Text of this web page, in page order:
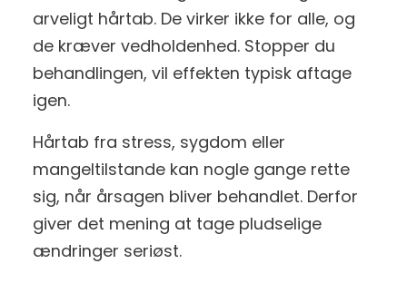
arveligt hårtab. De virker ikke for alle, og
de kræver vedholdenhed. Stopper du
behandlingen, vil effekten typisk aftage
igen.
Hårtab fra stress, sygdom eller
mangeltilstande kan nogle gange rette
sig, når årsagen bliver behandlet. Derfor
giver det mening at tage pludselige
ændringer seriøst.